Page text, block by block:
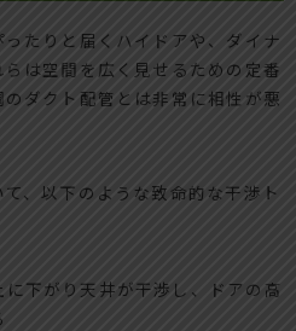
たりと届くハイドアや、ダイナ
は空間を広く見せるための定番
ダクト配管とは非常に相性が悪
、以下のような致命的な干渉ト
下がり天井が干渉し、ドアの高